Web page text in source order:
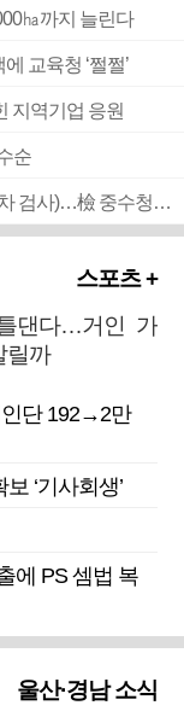
㏊까지 늘린다
교육청 ‘쩔쩔’
지역기업 응원
순
■ 검사 신분 버리고 직급하향(10년 이하 저연차 검사)…檢 중수청행 기피
스포츠 +
틀댄다…거인 가
릴까
단 192→2만
‘기사회생’
에 PS 셈법 복
울산·경남 소식